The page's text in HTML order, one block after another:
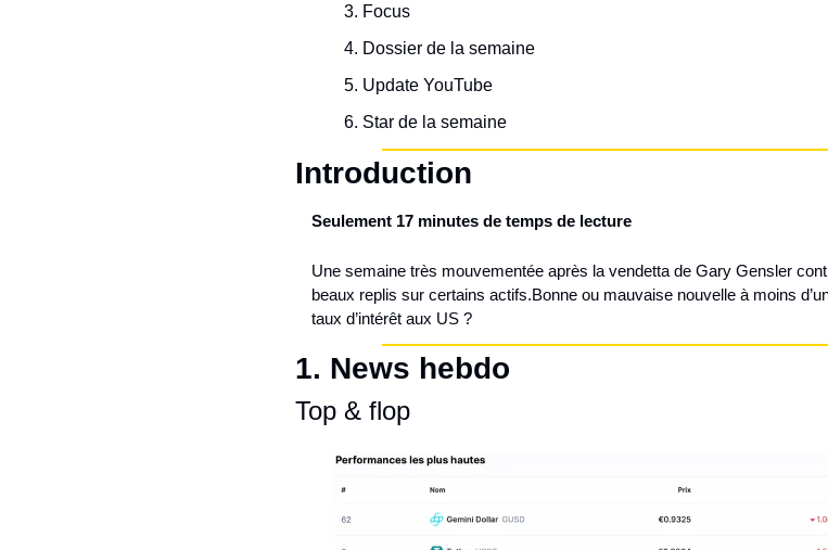
Focus
Dossier de la semaine
Update YouTube
Star de la semaine
Introduction
Seulement 17 minutes de temps de lecture
Une semaine très mouvementée après la vendetta de Gary Gensler
beaux replis sur certains actifs.Bonne ou mauvaise nouvelle à moins
taux d’intérêt aux US ?
1. News hebdo
Top & flop